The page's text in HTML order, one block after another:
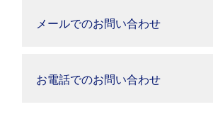
メールでのお問い合わせ
お電話でのお問い合わせ